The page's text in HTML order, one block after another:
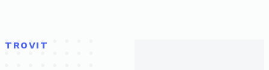
TROVIT